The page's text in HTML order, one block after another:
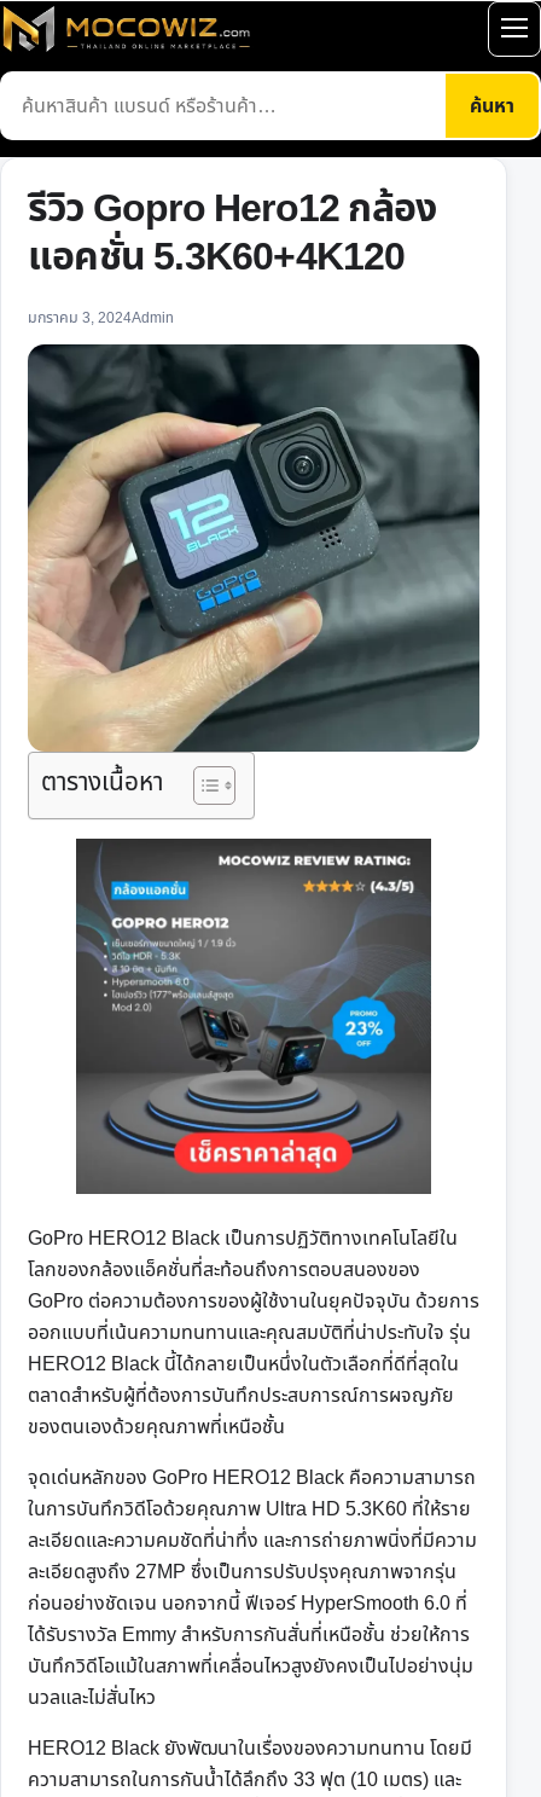
ข้าม
ไป
ยัง
เนื้อหา
ค้นหา
สินค้า
ค้นหา
เปิ
เม
รีวิว Gopro Hero12 กล้อง
แอคชั่น 5.3K60+4K120
มกราคม 3, 2024Admin
ตารางเนื้อหา
GoPro HERO12 Black เป็นการปฏิวัติทางเทคโนโลยีใน
โลกของกล้องแอ็คชั่นที่สะท้อนถึงการตอบสนองของ
GoPro ต่อความต้องการของผู้ใช้งานในยุคปัจจุบัน ด้วยการ
ออกแบบที่เน้นความทนทานและคุณสมบัติที่น่าประทับใจ รุ่น
HERO12 Black นี้ได้กลายเป็นหนึ่งในตัวเลือกที่ดีที่สุดใน
ตลาดสำหรับผู้ที่ต้องการบันทึกประสบการณ์การผจญภัย
ของตนเองด้วยคุณภาพที่เหนือชั้น
จุดเด่นหลักของ GoPro HERO12 Black คือความสามารถ
ในการบันทึกวิดีโอด้วยคุณภาพ Ultra HD 5.3K60 ที่ให้ราย
ละเอียดและความคมชัดที่น่าทึ่ง และการถ่ายภาพนิ่งที่มีความ
ละเอียดสูงถึง 27MP ซึ่งเป็นการปรับปรุงคุณภาพจากรุ่น
ก่อนอย่างชัดเจน นอกจากนี้ ฟีเจอร์ HyperSmooth 6.0 ที่
ได้รับรางวัล Emmy สำหรับการกันสั่นที่เหนือชั้น ช่วยให้การ
บันทึกวิดีโอแม้ในสภาพที่เคลื่อนไหวสูงยังคงเป็นไปอย่างนุ่ม
นวลและไม่สั่นไหว
HERO12 Black ยังพัฒนาในเรื่องของความทนทาน โดยมี
ความสามารถในการกันน้ำได้ลึกถึง 33 ฟุต (10 เมตร) และ